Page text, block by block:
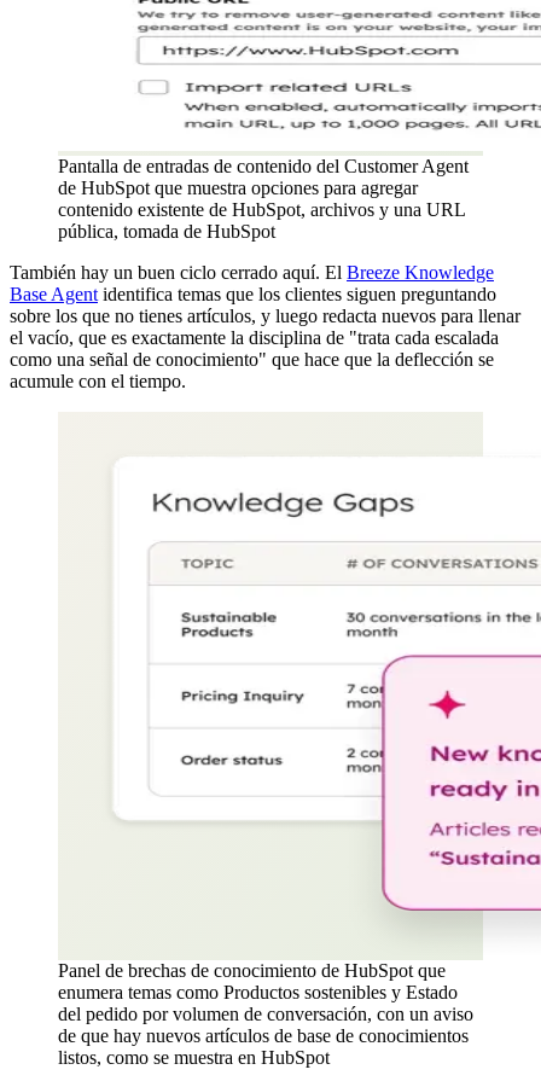
Pantalla de entradas de contenido del Customer Agent
de HubSpot que muestra opciones para agregar
contenido existente de HubSpot, archivos y una URL
pública, tomada de HubSpot
También hay un buen ciclo cerrado aquí. El Breeze Knowledge
Base Agent identifica temas que los clientes siguen preguntando
sobre los que no tienes artículos, y luego redacta nuevos para llenar
el vacío, que es exactamente la disciplina de "trata cada escalada
como una señal de conocimiento" que hace que la deflección se
acumule con el tiempo.
Panel de brechas de conocimiento de HubSpot que
enumera temas como Productos sostenibles y Estado
del pedido por volumen de conversación, con un aviso
de que hay nuevos artículos de base de conocimientos
listos, como se muestra en HubSpot